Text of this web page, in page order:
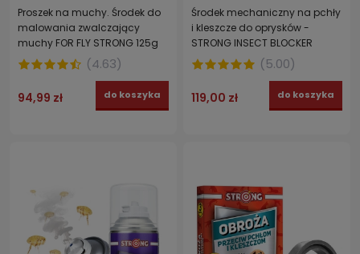
Proszek na muchy. Środek do
malowania zwalczający
muchy FOR FLY STRONG 125g
(4.63)
94,99 zł do koszyka
Środek mechaniczny na pchły
i kleszcze do oprysków -
STRONG INSECT BLOCKER
POLYMER koncentrat 250 ml
(5.00)
119,00 zł do koszyka